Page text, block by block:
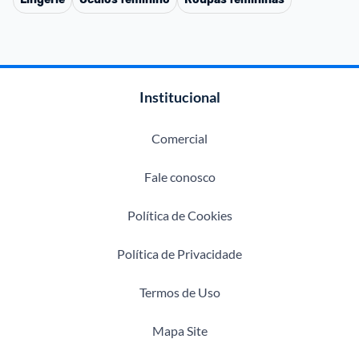
Institucional
Comercial
Fale conosco
Política de Cookies
Política de Privacidade
Termos de Uso
Mapa Site